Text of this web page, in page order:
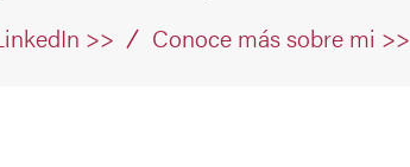
>>
Conoce más sobre mi >>